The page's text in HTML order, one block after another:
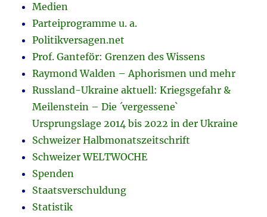
Medien
Parteiprogramme u. a.
Politikversagen.net
Prof. Ganteför: Grenzen des Wissens
Raymond Walden – Aphorismen und mehr
Russland-Ukraine aktuell: Kriegsgefahr &
Meilenstein – Die ´vergessene`
Ursprungslage 2014 bis 2022 in der Ukraine
Schweizer Halbmonatszeitschrift
Schweizer WELTWOCHE
Spenden
Staatsverschuldung
Statistik